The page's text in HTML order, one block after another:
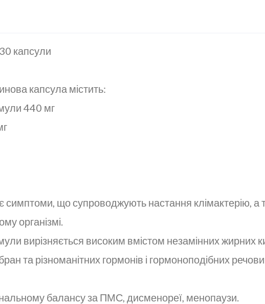
капсули
капсула містить:
440 мг
що супроводжують настання клімактерію, а
організмі.
вирізняється високим вмістом незамінних жирних
та різноманітних гормонів і гормоноподібних
балансу за ПМС, дисменореї, менопаузи.